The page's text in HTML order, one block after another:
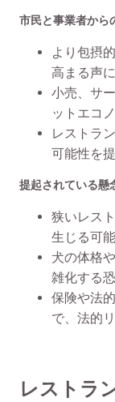
市民と事業者から
より包摂
高まる声
小売、サ
ットエコ
レストラ
可能性を提
提起されている懸
狭いレス
生じる可能
犬の体格
雑化する恐
保険や法
で、法的
レストラ